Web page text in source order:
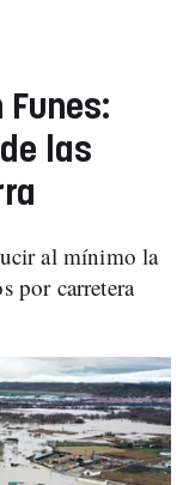
Funes:
las
al mínimo la
por carretera